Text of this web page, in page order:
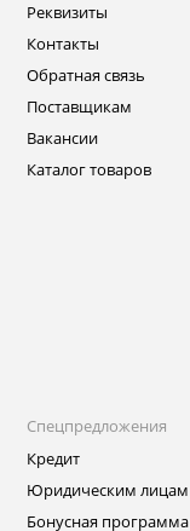
Реквизиты
Контакты
Обратная связь
Поставщикам
Вакансии
Каталог товаров
Спецпредложения
Кредит
Юридическим лицам
Бонусная программа